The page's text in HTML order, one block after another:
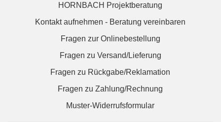
HORNBACH Projektberatung
Kontakt aufnehmen - Beratung vereinbaren
Fragen zur Onlinebestellung
Fragen zu Versand/Lieferung
Fragen zu Rückgabe/Reklamation
Fragen zu Zahlung/Rechnung
Muster-Widerrufsformular